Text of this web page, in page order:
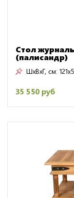
Стол
(палисандр)
ШxВxГ, см:
35 550 руб